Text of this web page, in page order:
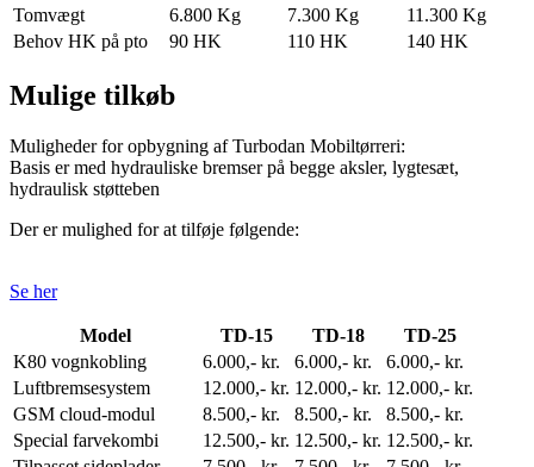
Tomvægt
6.800 Kg 7.300 Kg
11.300 Kg
Behov HK på pto
90 HK 110 HK 140 HK
Mulige tilkøb
Muligheder for opbygning af Turbodan Mobiltørreri:
Basis er med hydrauliske bremser på begge aksler, lygtesæt,
hydraulisk støtteben
Der er mulighed for at tilføje følgende:
Se her
Model TD-15 TD-18
TD-25
K80 vognkobling
6.000,- kr. 6.000,- kr.
6.000,- kr.
Luftbremsesystem
12.000,- kr. 12.000,- kr. 12.000,- kr.
GSM cloud-modul
8.500,- kr. 8.500,- kr.
8.500,- kr.
Special farvekombi
12.500,- kr. 12.500,- kr. 12.500,- kr.